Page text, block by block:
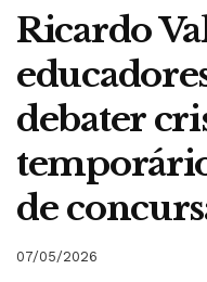
Ricardo
debater
de
07/05/2026